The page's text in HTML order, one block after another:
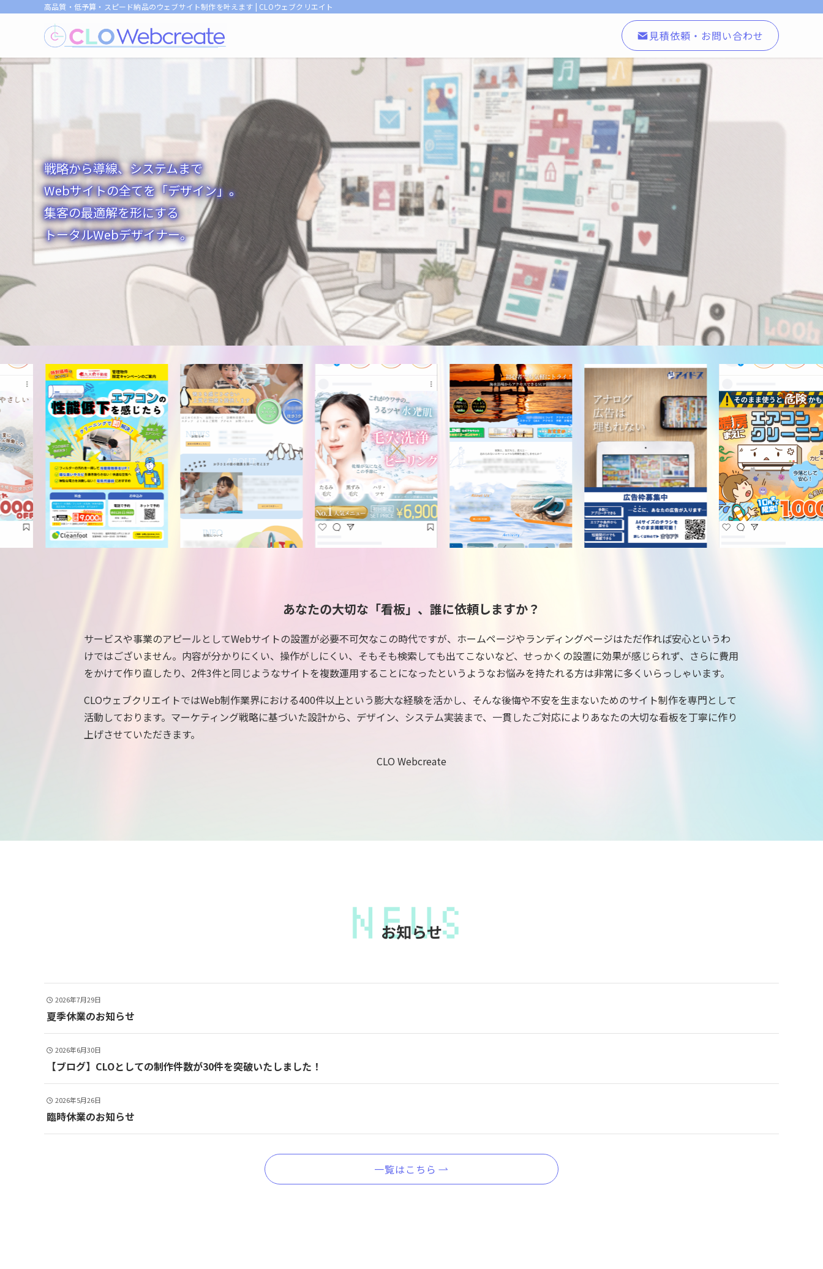
高品質・低予算・スピード納品のウェブサイト制作を叶えます | CLOウェブクリエイト
見積依頼・お問い合わせ
戦略から導線、システムまで
Webサイトの全てを「デザイン」。
集客の最適解を形にする
トータルWebデザイナー。
あなたの大切な「看板」、誰に依頼しますか？
サービスや事業のアピールとしてWebサイトの設置が必要不可欠なこの時代ですが、ホームページやランディングページはただ作れば安心というわ
けではございません。内容が分かりにくい、操作がしにくい、そもそも検索しても出てこないなど、せっかくの設置に効果が感じられず、さらに費用
をかけて作り直したり、2件3件と同じようなサイトを複数運用することになったというようなお悩みを持たれる方は非常に多くいらっしゃいます。
CLOウェブクリエイトではWeb制作業界における400件以上という膨大な経験を活かし、そんな後悔や不安を生まないためのサイト制作を専門として
活動しております。マーケティング戦略に基づいた設計から、デザイン、システム実装まで、一貫したご対応によりあなたの大切な看板を丁寧に作り
上げさせていただきます。
CLO Webcreate
お知らせ
2026年7月29日
夏季休業のお知らせ
2026年6月30日
【ブログ】CLOとしての制作件数が30件を突破いたしました！
2026年5月26日
臨時休業のお知らせ
一覧はこちら